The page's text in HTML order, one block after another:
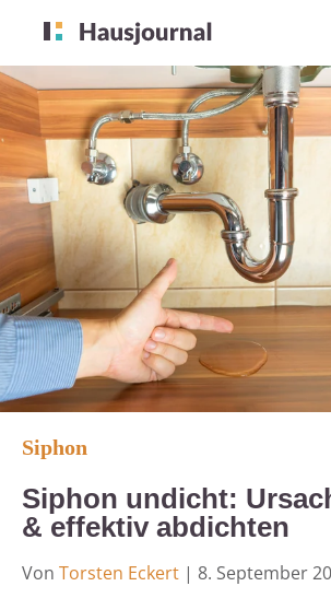
Siphon
Siphon undicht:
& effektiv abdichten
Von Torsten Eckert | 8. September